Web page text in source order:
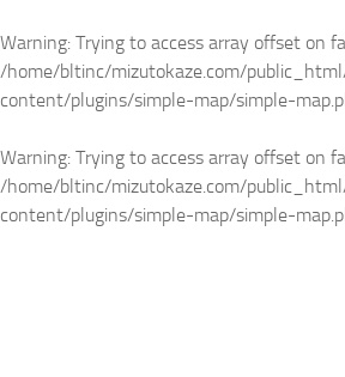
Warning: Trying to access array offset on
/home/bltinc/mizutokaze.com/
content/plugins/simple-map/simple-
Warning: Trying to access array offset on
/home/bltinc/mizutokaze.com/
content/plugins/simple-map/simple-